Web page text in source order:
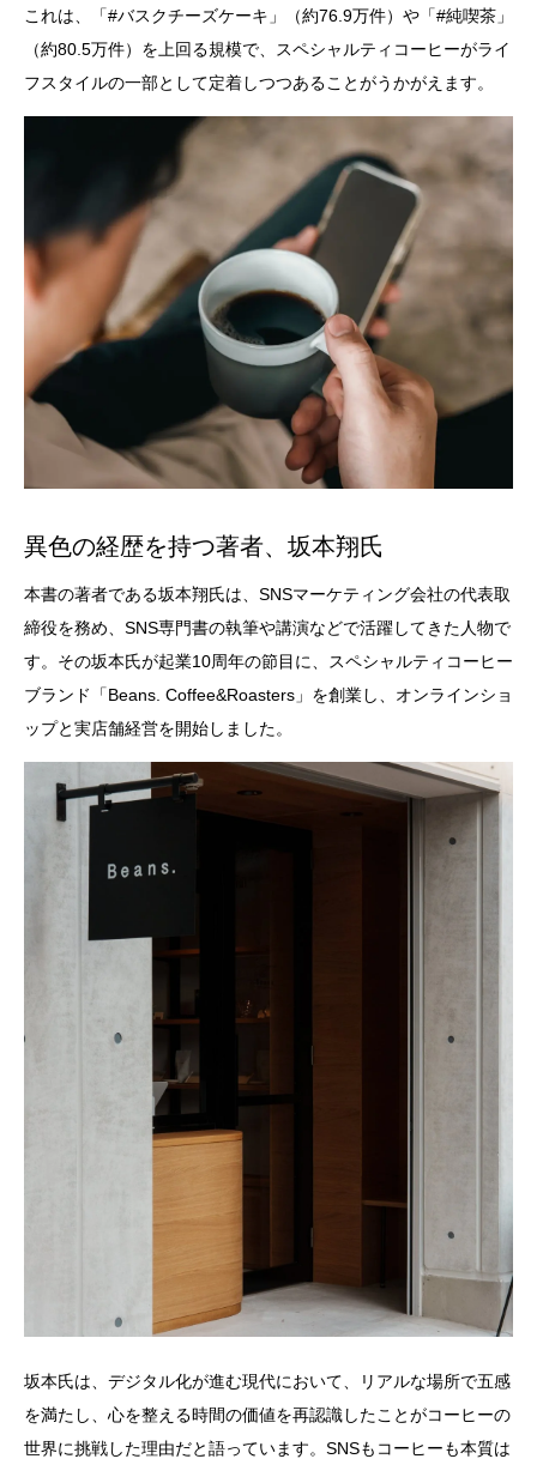
これは、「#バスクチーズケーキ」（約76.9万件）や「#純喫茶」
（約80.5万件）を上回る規模で、スペシャルティコーヒーがライ
フスタイルの一部として定着しつつあることがうかがえます。
異色の経歴を持つ著者、坂本翔氏
本書の著者である坂本翔氏は、SNSマーケティング会社の代表取
締役を務め、SNS専門書の執筆や講演などで活躍してきた人物で
す。その坂本氏が起業10周年の節目に、スペシャルティコーヒー
ブランド「Beans. Coffee&Roasters」を創業し、オンラインショ
ップと実店舗経営を開始しました。
坂本氏は、デジタル化が進む現代において、リアルな場所で五感
を満たし、心を整える時間の価値を再認識したことがコーヒーの
世界に挑戦した理由だと語っています。SNSもコーヒーも本質は